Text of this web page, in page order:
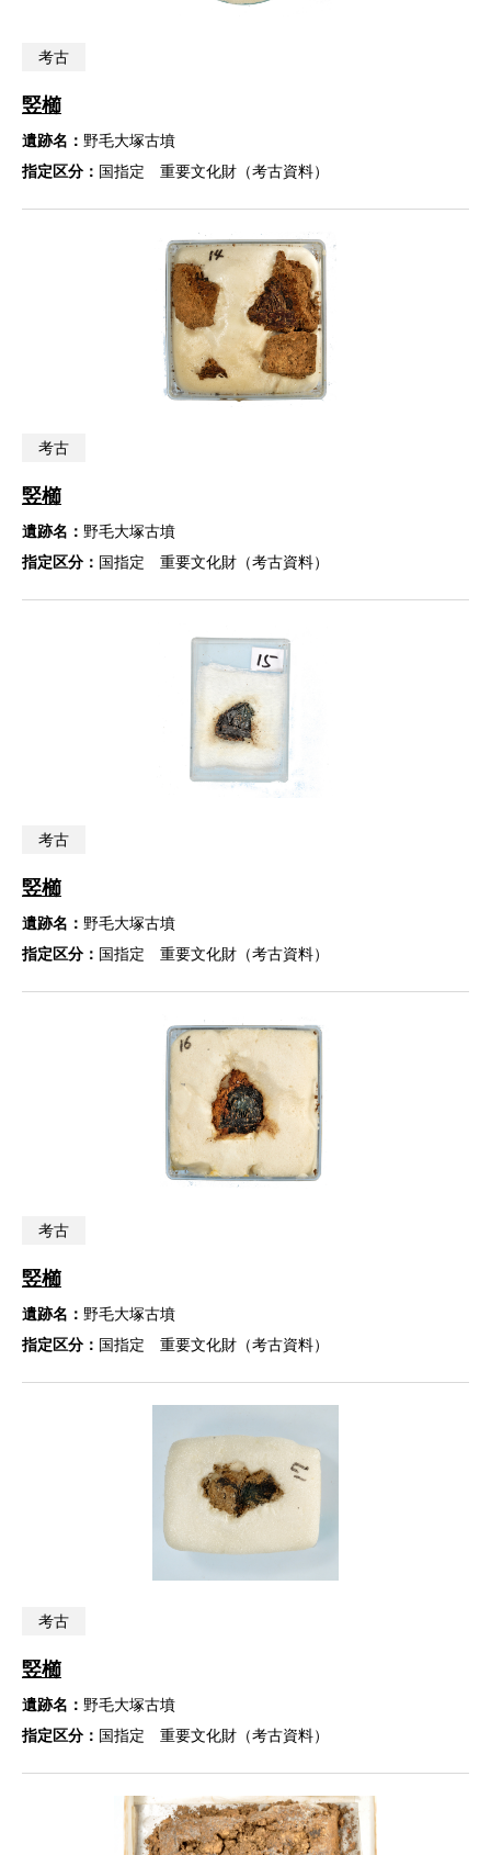
考古
竪櫛
遺跡名： 野毛大塚古墳
指定区分： 国指定 重要文化財（考古資料）
考古
竪櫛
遺跡名： 野毛大塚古墳
指定区分： 国指定 重要文化財（考古資料）
考古
竪櫛
遺跡名： 野毛大塚古墳
指定区分： 国指定 重要文化財（考古資料）
考古
竪櫛
遺跡名： 野毛大塚古墳
指定区分： 国指定 重要文化財（考古資料）
考古
竪櫛
遺跡名： 野毛大塚古墳
指定区分： 国指定 重要文化財（考古資料）